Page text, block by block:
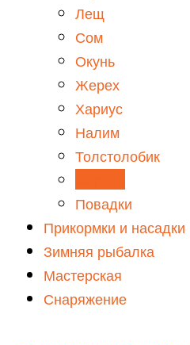
Лещ
Сом
Окунь
Жерех
Хариус
Налим
Толстолобик
Повадки
Прикормки и насадки
Зимняя рыбалка
Мастерская
Снаряжение